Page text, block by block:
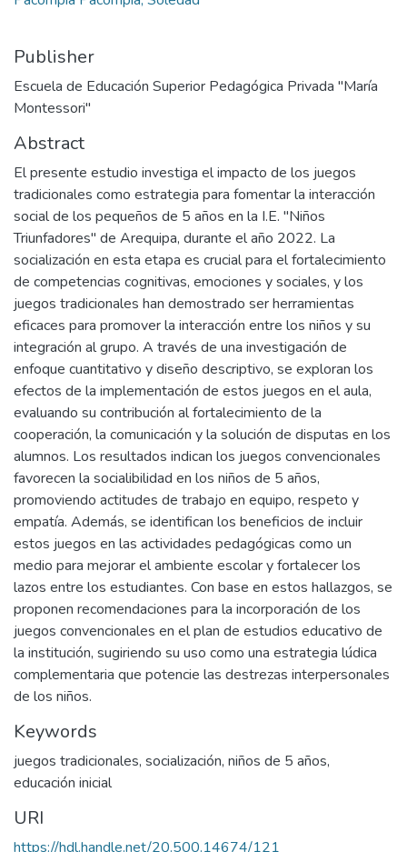
Publisher
Escuela de Educación Superior Pedagógica Privada "María
Montessori"
Abstract
El presente estudio investiga el impacto de los juegos
tradicionales como estrategia para fomentar la interacción
social de los pequeños de 5 años en la I.E. "Niños
Triunfadores" de Arequipa, durante el año 2022. La
socialización en esta etapa es crucial para el fortalecimiento
de competencias cognitivas, emociones y sociales, y los
juegos tradicionales han demostrado ser herramientas
eficaces para promover la interacción entre los niños y su
integración al grupo. A través de una investigación de
enfoque cuantitativo y diseño descriptivo, se exploran los
efectos de la implementación de estos juegos en el aula,
evaluando su contribución al fortalecimiento de la
cooperación, la comunicación y la solución de disputas en los
alumnos. Los resultados indican los juegos convencionales
favorecen la socialibilidad en los niños de 5 años,
promoviendo actitudes de trabajo en equipo, respeto y
empatía. Además, se identifican los beneficios de incluir
estos juegos en las actividades pedagógicas como un
medio para mejorar el ambiente escolar y fortalecer los
lazos entre los estudiantes. Con base en estos hallazgos, se
proponen recomendaciones para la incorporación de los
juegos convencionales en el plan de estudios educativo de
la institución, sugiriendo su uso como una estrategia lúdica
complementaria que potencie las destrezas interpersonales
de los niños.
Keywords
juegos tradicionales, socialización, niños de 5 años,
educación inicial
URI
https://hdl.handle.net/20.500.14674/121